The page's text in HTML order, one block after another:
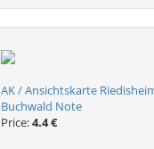
AK / Ansichtskarte
Buchwald Note
Price:4.4 €